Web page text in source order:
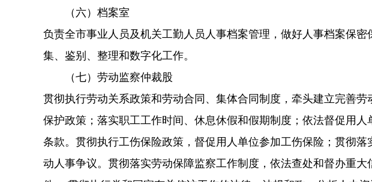
（六）档案室
负责全市事业人员及机关工勤人员人事档案管理，做好人事档案保
集、鉴别、整理和数字化工作。
（七）劳动监察仲裁股
贯彻执行劳动关系政策和劳动合同、集体合同制度，牵头建立完善
保护政策；落实职工工作时间、休息休假和假期制度；依法督促用
条款。贯彻执行工伤保险政策，督促用人单位参加工伤保险；贯彻
动人事争议。贯彻落实劳动保障监察工作制度，依法查处和督办重